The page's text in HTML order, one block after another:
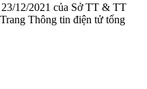
12/2021 của Sở TT & TT
Thông tin điện tử tổng